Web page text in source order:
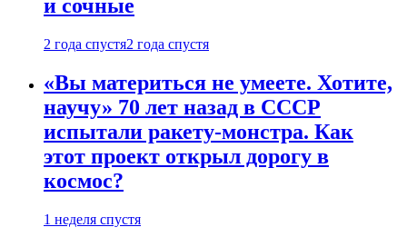
и сочные
2 года спустя2 года спустя
«Вы материться не умеете. Хотите,
научу» 70 лет назад в СССР
испытали ракету-монстра. Как
этот проект открыл дорогу в
космос?
1 неделя спустя